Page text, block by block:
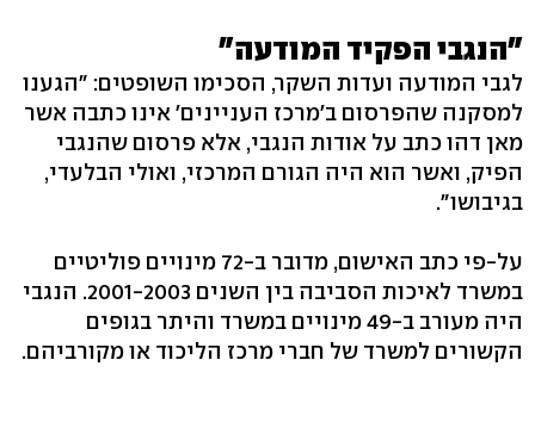
"הנגבי הפקיד המודעה"
לגבי המודעה ועדות השקר, הסכימו השופטים: "הגענו
למסקנה שהפרסום ב'מרכז העניינים' אינו כתבה אשר
מאן דהו כתב על אודות הנגבי, אלא פרסום שהנגבי
הפיק, ואשר הוא היה הגורם המרכזי, ואולי הבלעדי,
בגיבושו".
על-פי כתב האישום, מדובר ב-72 מינויים פוליטיים
במשרד לאיכות הסביבה בין השנים 2001-2003. הנגבי
היה מעורב ב-49 מינויים במשרד והיתר בגופים
הקשורים למשרד של חברי מרכז הליכוד או מקורביהם.